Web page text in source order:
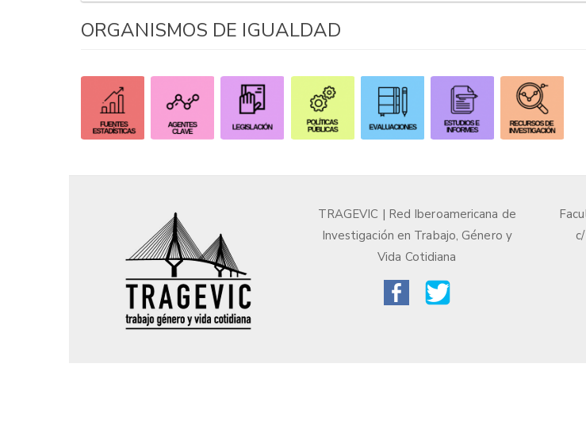
ORGANISMOS DE IGUALDAD
TRAGEVIC | Red Iberoamericana de
Investigación en Trabajo, Género y
Vida Cotidiana